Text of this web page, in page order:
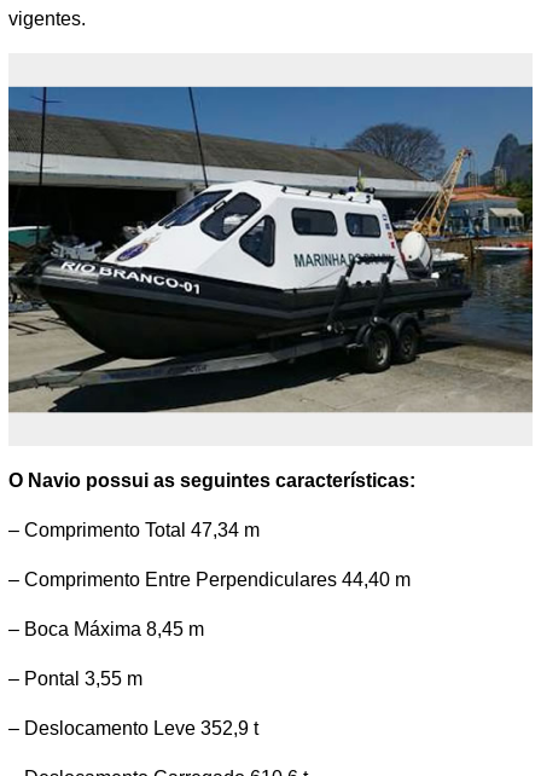
vigentes.
O Navio possui as seguintes características:
– Comprimento Total 47,34 m
– Comprimento Entre Perpendiculares 44,40 m
– Boca Máxima 8,45 m
– Pontal 3,55 m
– Deslocamento Leve 352,9 t